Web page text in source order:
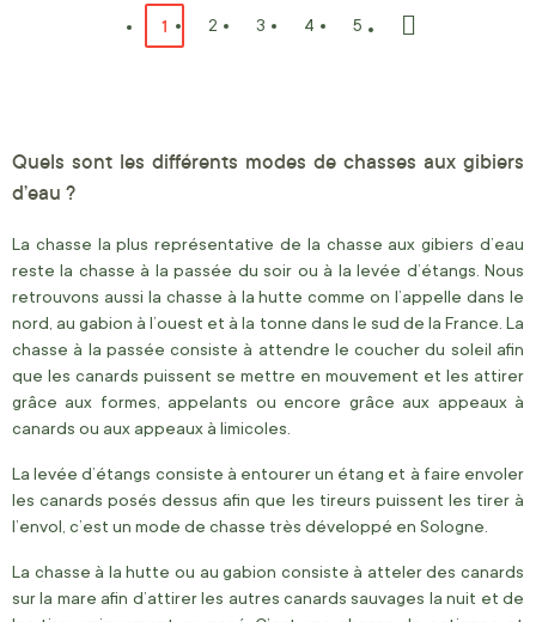
Vous lisez actuellement la page
1 Page
2 Page
3 Page
4 Page
5
Quels sont les différents modes de chasses aux gibiers
d’eau ?
La chasse la plus représentative de la chasse aux gibiers d’eau
reste la chasse à la passée du soir ou à la levée d’étangs. Nous
retrouvons aussi la chasse à la hutte comme on l’appelle dans le
nord, au gabion à l’ouest et à la tonne dans le sud de la France. La
chasse à la passée consiste à attendre le coucher du soleil afin
que les canards puissent se mettre en mouvement et les attirer
grâce aux formes, appelants ou encore grâce aux appeaux à
canards ou aux appeaux à limicoles.
La levée d’étangs consiste à entourer un étang et à faire envoler
les canards posés dessus afin que les tireurs puissent les tirer à
l’envol, c’est un mode de chasse très développé en Sologne.
La chasse à la hutte ou au gabion consiste à atteler des canards
sur la mare afin d’attirer les autres canards sauvages la nuit et de